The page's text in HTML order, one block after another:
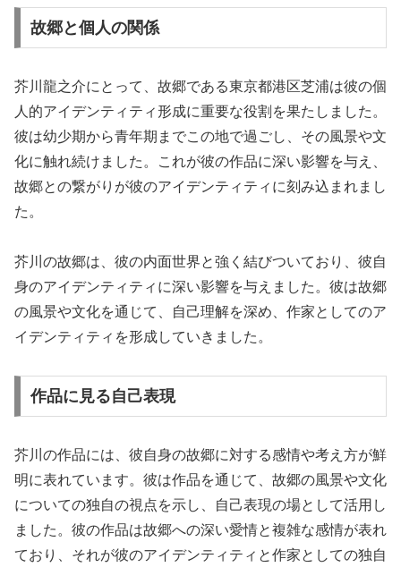
故郷と個人の関係
芥川龍之介にとって、故郷である東京都港区芝浦は彼の個
人的アイデンティティ形成に重要な役割を果たしました。
彼は幼少期から青年期までこの地で過ごし、その風景や文
化に触れ続けました。これが彼の作品に深い影響を与え、
故郷との繋がりが彼のアイデンティティに刻み込まれまし
た。
芥川の故郷は、彼の内面世界と強く結びついており、彼自
身のアイデンティティに深い影響を与えました。彼は故郷
の風景や文化を通じて、自己理解を深め、作家としてのア
イデンティティを形成していきました。
作品に見る自己表現
芥川の作品には、彼自身の故郷に対する感情や考え方が鮮
明に表れています。彼は作品を通じて、故郷の風景や文化
についての独自の視点を示し、自己表現の場として活用し
ました。彼の作品は故郷への深い愛情と複雑な感情が表れ
ており、それが彼のアイデンティティと作家としての独自